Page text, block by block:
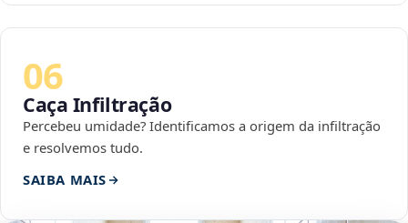
06
Caça Infiltração
Percebeu umidade? Identificamos a origem da infiltração
e resolvemos tudo.
SAIBA MAIS